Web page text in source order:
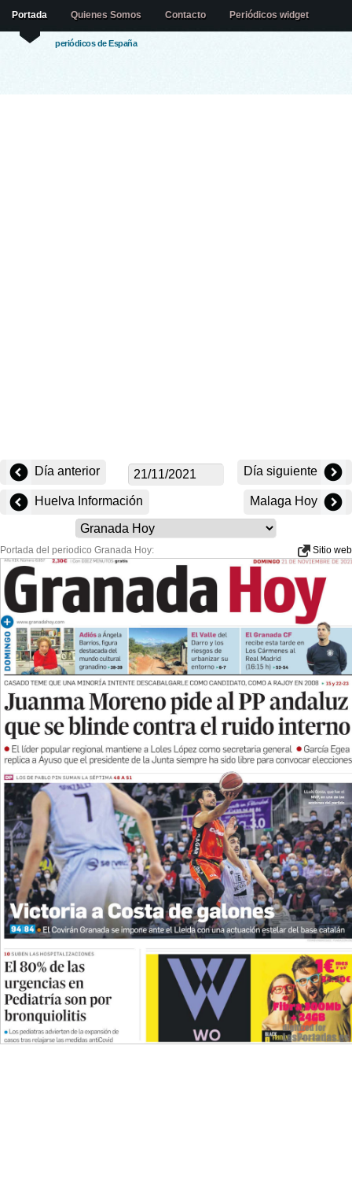
periódicos de España
Portada Quienes Somos Contacto Periódicos widget
Día anterior Día siguiente
Huelva Información Malaga Hoy
Portada del periodico Granada Hoy: Sitio web